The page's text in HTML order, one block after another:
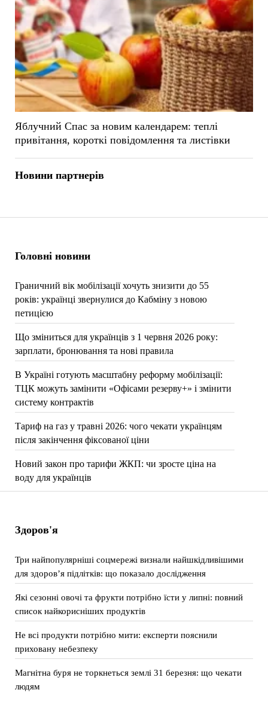
Головні новини
Граничний вік мобілізації хочуть знизити до 55
років: українці звернулися до Кабміну з новою
петицією
Що зміниться для українців з 1 червня 2026 року:
зарплати, бронювання та нові правила
В Україні готують масштабну реформу мобілізації:
ТЦК можуть замінити «Офісами резерву+» і змінити
систему контрактів
Тариф на газ у травні 2026: чого чекати українцям
після закінчення фіксованої ціни
Новий закон про тарифи ЖКП: чи зросте ціна на
воду для українців
Яблучний Спас за новим календарем: теплі
привітання, короткі повідомлення та листівки
Новини партнерів
Здоров'я
Три найпопулярніші соцмережі визнали найшкідливішими
для здоров’я підлітків: що показало дослідження
Які сезонні овочі та фрукти потрібно їсти у липні: повний
список найкорисніших продуктів
Не всі продукти потрібно мити: експерти пояснили
приховану небезпеку
Магнітна буря не торкнеться землі 31 березня: що чекати
людям